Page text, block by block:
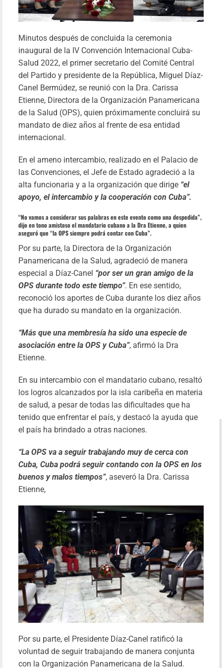
Minutos después de concluida la ceremonia
inaugural de la IV Convención Internacional Cuba-
Salud 2022, el primer secretario del Comité Central
del Partido y presidente de la República, Miguel Díaz-
Canel Bermúdez, se reunió con la Dra. Carissa
Etienne, Directora de la Organización Panamericana
de la Salud (OPS), quien próximamente concluirá su
mandato de diez años al frente de esa entidad
internacional.
En el ameno intercambio, realizado en el Palacio de
las Convenciones, el Jefe de Estado agradeció a la
alta funcionaria y a la organización que dirige “el
apoyo, el intercambio y la cooperación con Cuba”.
“No vamos a considerar sus palabras en este evento como una despedida”,
dijo en tono amistoso el mandatario cubano a la Dra Etienne, a quien
aseguró que “la OPS siempre podrá contar con Cuba”.
Por su parte, la Directora de la Organización
Panamericana de la Salud, agradeció de manera
especial a Díaz-Canel “por ser un gran amigo de la
OPS durante todo este tiempo”. En ese sentido,
reconoció los aportes de Cuba durante los diez años
que ha durado su mandato en la organización.
“Más que una membresía ha sido una especie de
asociación entre la OPS y Cuba”, afirmó la Dra
Etienne.
En su intercambio con el mandatario cubano, resaltó
los logros alcanzados por la isla caribeña en materia
de salud, a pesar de todas las dificultades que ha
tenido que enfrentar el país, y destacó la ayuda que
el país ha brindado a otras naciones.
“La OPS va a seguir trabajando muy de cerca con
Cuba, Cuba podrá seguir contando con la OPS en los
buenos y malos tiempos”, aseveró la Dra. Carissa
Etienne,
Por su parte, el Presidente Díaz-Canel ratificó la
voluntad de seguir trabajando de manera conjunta
con la Organización Panamericana de la Salud.
YOEL